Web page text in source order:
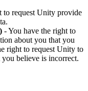
to request Unity provide
- You have the right to
about you that you
right to request Unity to
believe is incorrect.